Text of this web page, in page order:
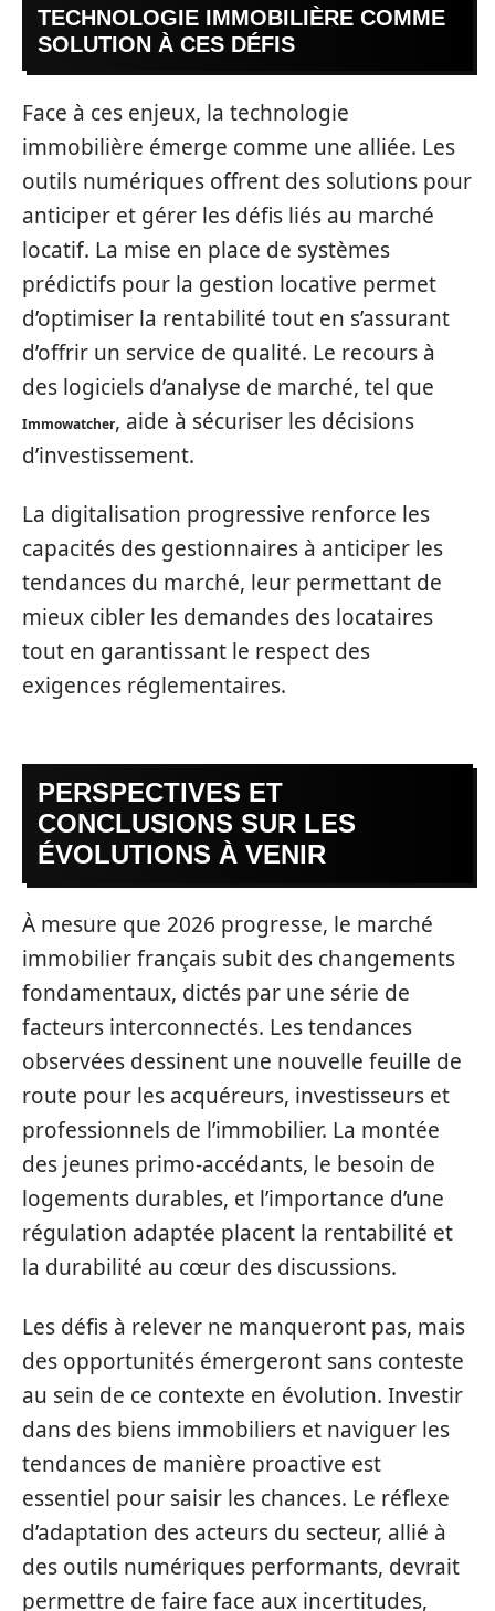
TECHNOLOGIE IMMOBILIÈRE COMME
SOLUTION À CES DÉFIS
Face à ces enjeux, la technologie
immobilière émerge comme une alliée. Les
outils numériques offrent des solutions pour
anticiper et gérer les défis liés au marché
locatif. La mise en place de systèmes
prédictifs pour la gestion locative permet
d’optimiser la rentabilité tout en s’assurant
d’offrir un service de qualité. Le recours à
des logiciels d’analyse de marché, tel que
Immowatcher, aide à sécuriser les décisions
d’investissement.
La digitalisation progressive renforce les
capacités des gestionnaires à anticiper les
tendances du marché, leur permettant de
mieux cibler les demandes des locataires
tout en garantissant le respect des
exigences réglementaires.
PERSPECTIVES ET
CONCLUSIONS SUR LES
ÉVOLUTIONS À VENIR
À mesure que 2026 progresse, le marché
immobilier français subit des changements
fondamentaux, dictés par une série de
facteurs interconnectés. Les tendances
observées dessinent une nouvelle feuille de
route pour les acquéreurs, investisseurs et
professionnels de l’immobilier. La montée
des jeunes primo-accédants, le besoin de
logements durables, et l’importance d’une
régulation adaptée placent la rentabilité et
la durabilité au cœur des discussions.
Les défis à relever ne manqueront pas, mais
des opportunités émergeront sans conteste
au sein de ce contexte en évolution. Investir
dans des biens immobiliers et naviguer les
tendances de manière proactive est
essentiel pour saisir les chances. Le réflexe
d’adaptation des acteurs du secteur, allié à
des outils numériques performants, devrait
permettre de faire face aux incertitudes,